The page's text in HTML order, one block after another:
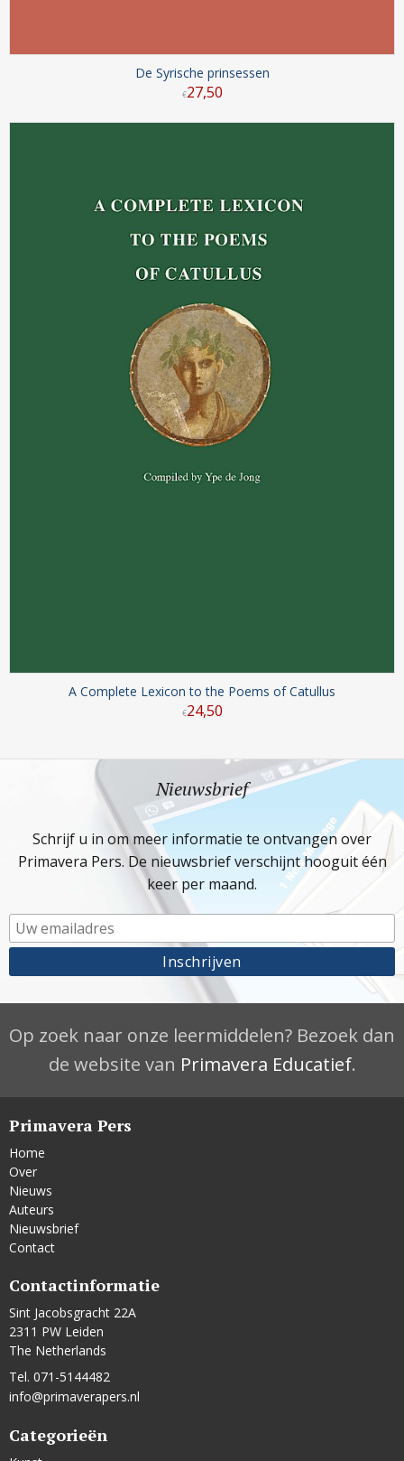
De Syrische prinsessen
€27,50
A Complete Lexicon to the Poems of Catullus
€24,50
Nieuwsbrief
Schrijf u in om meer informatie te ontvangen over
Primavera Pers. De nieuwsbrief verschijnt hooguit één
keer per maand.
Op zoek naar onze leermiddelen? Bezoek dan
de website van Primavera Educatief.
Primavera Pers
Home
Over
Nieuws
Auteurs
Nieuwsbrief
Contact
Contactinformatie
Sint Jacobsgracht 22A
2311 PW Leiden
The Netherlands
Tel. 071-5144482
info@primaverapers.nl
Categorieën